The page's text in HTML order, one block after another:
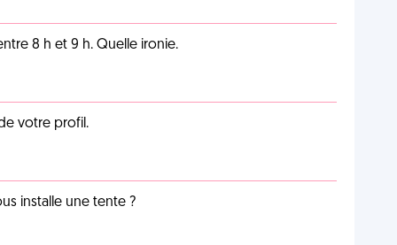
8 h et 9 h. Quelle ironie.
votre profil.
installe une tente ?